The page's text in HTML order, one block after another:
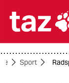
Sport